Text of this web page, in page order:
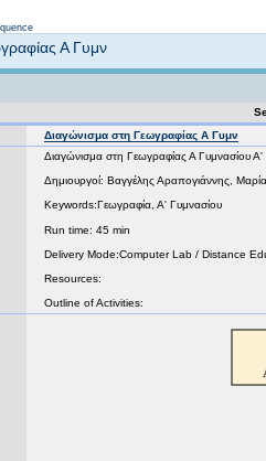
Α Γυμν
Διαγώνισμα στη Γεωγραφίας Α Γυμν
Διαγώνισμα στη Γεωγραφίας Α Γυμνασίου Α'
Δημιουργοί: Βαγγέλης Αραπογιάννης,
Keywords:Γεωγραφία, Α' Γυμνασίου
Run time: 45 min
Delivery Mode:Computer Lab / Distance
Resources:
Outline of Activities: